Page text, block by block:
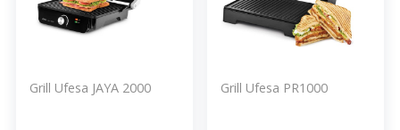
Grill Ufesa JAYA 2000 Grill Ufesa PR1000